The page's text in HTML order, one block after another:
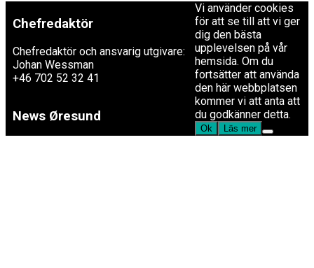
Chefredaktör
Chefredaktör och ansvarig utgivare:
Johan Wessman
+46 702 52 32 41
News Øresund
Vi använder cookies
för att se till att vi ger
dig den bästa
upplevelsen på vår
hemsida. Om du
fortsätter att använda
den här webbplatsen
kommer vi att anta att
du godkänner detta.
Ok Läs mer